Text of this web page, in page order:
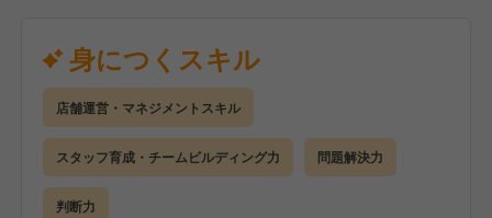
きやすく、お客様に選ばれる店舗の運営を担っていた
だくことを期待しています。
身につくスキル
店舗運営・マネジメントスキル
スタッフ育成・チームビルディング力 問題解決力
判断力